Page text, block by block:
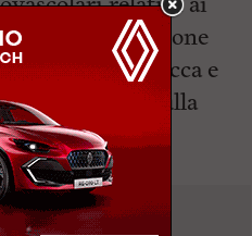
protezione
Lencioni – Lucca e
– Versilia) e sulla